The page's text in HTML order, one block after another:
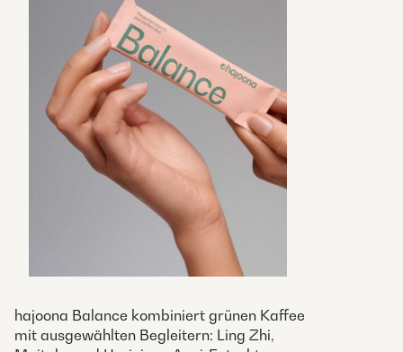
hajoona Balance kombiniert grünen Kaffee
mit ausgewählten Begleitern: Ling Zhi,